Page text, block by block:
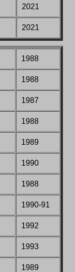
2021
2021
1988
1988
1987
1988
1989
1990
1988
1990-91
1992
1993
1989